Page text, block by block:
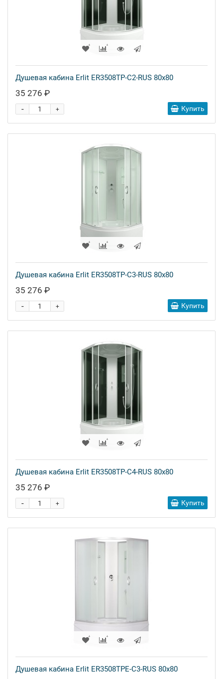
Душевая кабина Erlit ER3508TP-C2-RUS 80x80
35 276 ₽
+
- Купить
Душевая кабина Erlit ER3508TP-C3-RUS 80x80
35 276 ₽
+
- Купить
Душевая кабина Erlit ER3508TP-C4-RUS 80x80
35 276 ₽
+
- Купить
Душевая кабина Erlit ER3508TPE-C3-RUS 80x80